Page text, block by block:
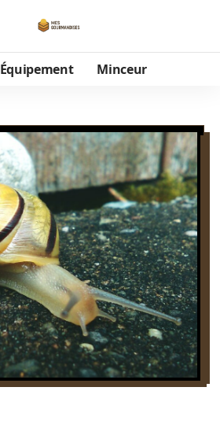
Équipement Minceur